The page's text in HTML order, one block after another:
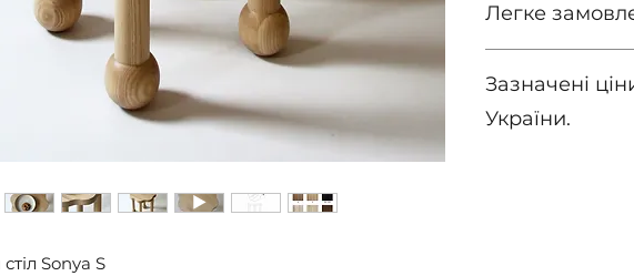
Sonya S
Легке
на viber/
ми уточнимо
надішлемо
Зазначені
України.